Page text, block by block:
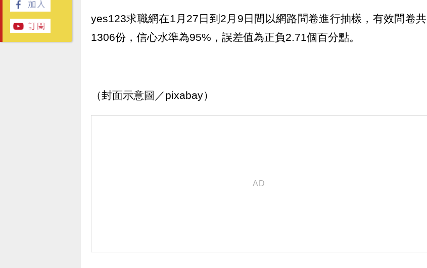
yes123求職網在1月27日到2月9日間以網路問卷進行抽樣，有效問卷共
1306份，信心水準為95%，誤差值為正負2.71個百分點。
（封面示意圖／pixabay）